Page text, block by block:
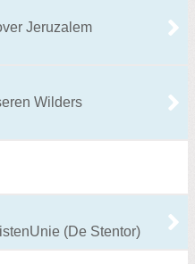
Jeruzalem
Wilders
(De Stentor)